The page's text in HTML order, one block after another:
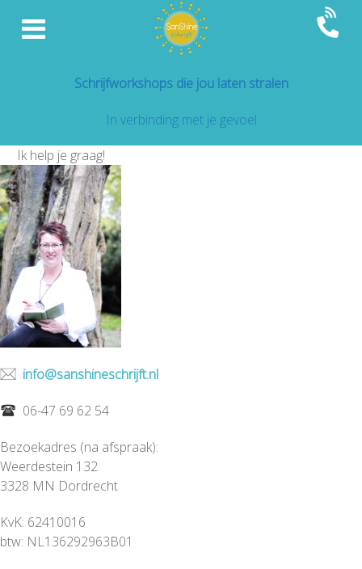
Schrijfworkshops die jou laten stralen
In verbinding met je gevoel
Ik help je graag!
info@sanshineschrijft.nl
06-47 69 62 54
Bezoekadres (na afspraak):
Weerdestein 132
3328 MN Dordrecht
KvK: 62410016
btw: NL136292963B01